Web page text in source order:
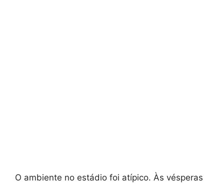
O ambiente no estádio foi atípico. Às vésperas